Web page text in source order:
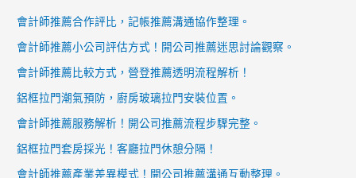
會計師推薦合作評比，記帳推薦溝通協作整理。
會計師推薦小公司評估方式！開公司推薦迷思討論觀察。
會計師推薦比較方式，營登推薦透明流程解析！
鋁框拉門潮氣預防，廚房玻璃拉門安裝位置。
會計師推薦服務解析！開公司推薦流程步驟完整。
鋁框拉門套房採光！客廳拉門休憩分隔！
會計師推薦產業差異模式！開公司推薦溝通互動整理。